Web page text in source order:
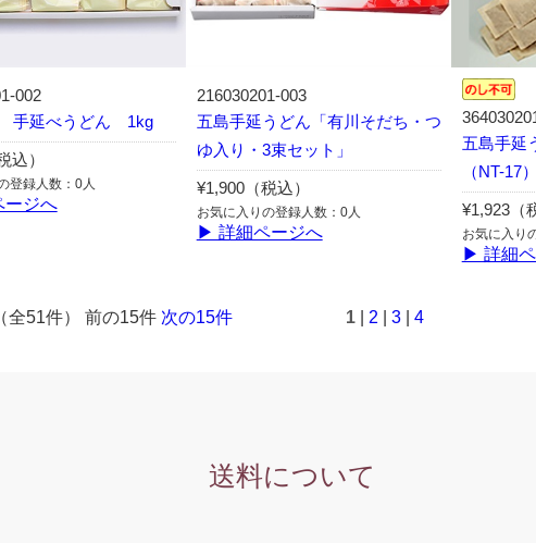
002
手延べうどん 1kg
込）
登録人数：0人
ジへ
216030201-003
五島手延うどん「有川そだち・つ
ゆ入り・3束セット」
¥1,900（税込）
お気に入りの登録人数：0人
▶ 詳細ページへ
五島手延
（NT-17
¥1,923（
お気に入り
▶ 詳細
全51件） 前の15件 次の15件 1 2 |3 |4
送料について